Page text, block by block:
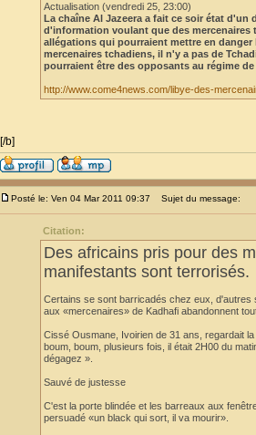
Actualisation (vendredi 25, 23:00)
La chaîne Al Jazeera a fait ce soir état
d'information voulant que des mercenaires
allégations qui pourraient mettre en
mercenaires tchadiens, il n'y a pas de
pourraient être des opposants au régime de
http://www.come4news.com/libye-des-
[/b]
Posté le: Ven 04 Mar 2011 09:37 Sujet du message:
Citation:
Des africains pris pour des
manifestants sont terrorisés.
Certains se sont barricadés chez eux,
aux «mercenaires» de Kadhafi abandonnent
Cissé Ousmane, Ivoirien de 31 ans, regardait
boum, boum, plusieurs fois, il était 2H00 du
dégagez ».
Sauvé de justesse
C'est la porte blindée et les barreaux aux
persuadé «un black qui sort, il va mourir».